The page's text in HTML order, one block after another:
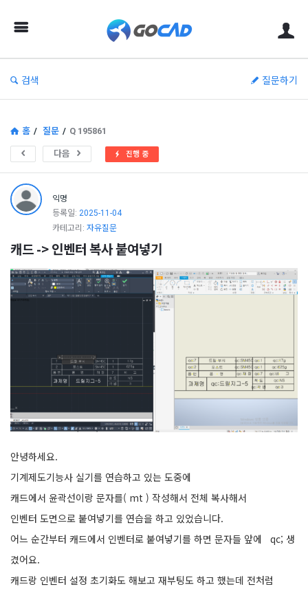
캐
정
보
중
심
검색 질문하기
홈 / 질문 / Q 195861
다음 진행 중
익명
등록일: 2025-11-04
카테고리: 자유질문
캐드 -> 인벤터 복사 붙여넣기
안녕하세요.
기계제도기능사 실기를 연습하고 있는 도중에
캐드에서 윤곽선이랑 문자를( mt ) 작성해서 전체 복사해서
인벤터 도면으로 붙여넣기를 연습을 하고 있었습니다.
어느 순간부터 캐드에서 인벤터로 붙여넣기를 하면 문자들 앞에 qc; 생
겼어요.
캐드랑 인벤터 설정 초기화도 해보고 재부팅도 하고 했는데 전처럼